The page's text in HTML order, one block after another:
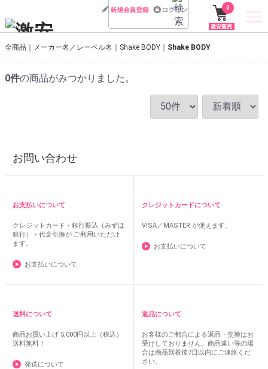
0
全商品 メーカー名／レーベル名 Shake BODY Shake BODY
0件の商品がみつかりました。
お問い合わせ
お支払いについて
クレジットカード・銀行振込（みずほ
銀行）・代金引換が ご利用いただけ
ます。
お支払いについて
クレジットカードについて
VISA／MASTER が使えます。
お支払いについて
送料について
商品お買い上げ 5,000円以上（税込）
送料無料！
発送について
返品について
お客様のご都合による返品・交換はお
受けしておりません。商品違い等の場
合は商品到着後7日以内にご連絡くだ
さい。